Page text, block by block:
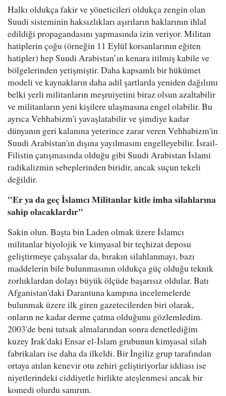
Halkı oldukça fakir ve yöneticileri oldukça zengin olan
Suudi sisteminin haksızlıkları aşırıların haklarının ihlal
edildiği propagandasını yapmasında izin veriyor. Militan
hatiplerin çoğu (örneğin 11 Eylül korsanlarının eğiten
hatipler) hep Suudi Arabistan’ın kenara itilmiş kabile ve
bölgelerinden yetişmiştir. Daha kapsamlı bir hükümet
modeli ve kaynakların daha adil şartlarda yeniden dağılımı
belki yerli militanların meşruiyetini biraz olsun azaltabilir
ve militanların yeni kişilere ulaşmasına engel olabilir. Bu
ayrıca Vehhabizm'i yavaşlatabilir ve şimdiye kadar
dünyanın geri kalanına yeterince zarar veren Vehhabizm'in
Suudi Arabistan'ın dışına yayılmasını engelleyebilir. İsrail-
Filistin çatışmasında olduğu gibi Suudi Arabistan İslami
radikalizmin sebeplerinden biridir, ancak suçun tekeli
değildir.
"Er ya da geç İslamcı Militanlar kitle imha silahlarına
sahip olacaklardır"
Sakin olun. Başta bin Laden olmak üzere İslamcı
militanlar biyolojik ve kimyasal bir teçhizat deposu
geliştirmeye çalışsalar da, bırakın silahlanmayı, bazı
maddelerin bile bulunmasının oldukça güç olduğu teknik
zorluklardan dolayı büyük ölçüde başarısız oldular. Batı
Afganistan'daki Darantuna kampına incelemelerde
bulunmak üzere ilk giren gazetecilerden biri olarak,
onların ne kadar derme çatma olduğunu gözlemledim.
2003'de beni tutsak almalarından sonra denetlediğim
kuzey Irak'daki Ensar el-İslam grubunun kimyasal silah
fabrikaları ise daha da ilkeldi. Bir İngiliz grup tarafından
ortaya atılan kenevir otu zehiri geliştiriyorlar iddiası ise
niyetlerindeki ciddiyetle birlikte ateşlenmesi ancak bir
komedi olurdu sanırım.